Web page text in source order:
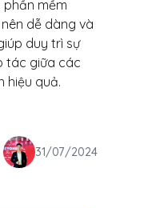
mềm
dễ dàng và
duy trì sự
tác giữa các
hiệu quả.
31/07/2024